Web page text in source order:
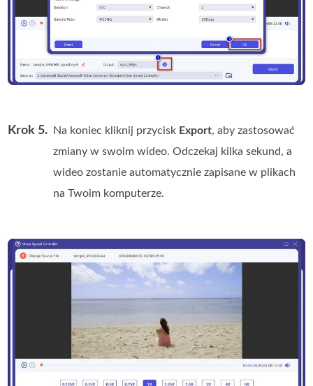
Krok 5. Na koniec kliknij przycisk Export, aby zastosować
zmiany w swoim wideo. Odczekaj kilka sekund, a
wideo zostanie automatycznie zapisane w plikach
na Twoim komputerze.